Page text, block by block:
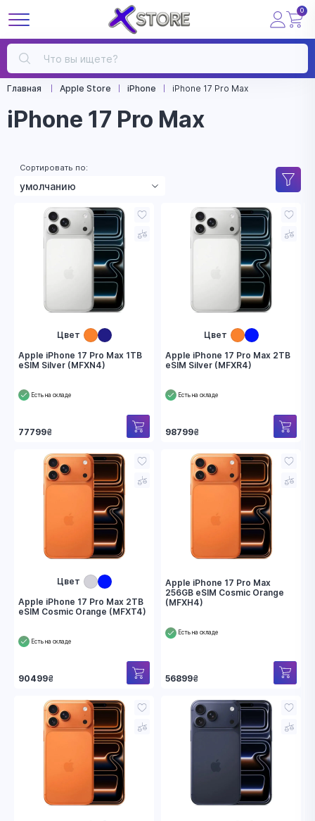
0
Главная Apple Store iPhone iPhone 17 Pro Max
iPhone 17 Pro Max
Сортировать по:
умолчанию
цена по возрастанию
цена по убыванию
Цвет
Apple iPhone 17 Pro Max 1TB
eSIM Silver (MFXN4)
Есть на складе
77799₴
Цвет
Apple iPhone 17 Pro Max 2TB
eSIM Silver (MFXR4)
Есть на складе
98799₴
Цвет
Apple iPhone 17 Pro Max 2TB
eSIM Cosmic Orange (MFXT4)
Есть на складе
90499₴
Apple iPhone 17 Pro Max
256GB eSIM Cosmic Orange
(MFXH4)
Есть на складе
56899₴